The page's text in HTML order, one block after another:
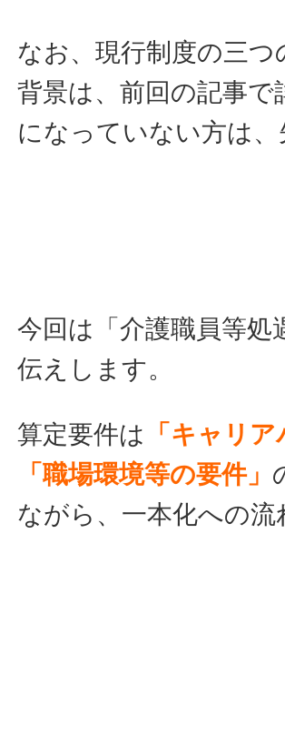
なお、現行制度の三
背景は、前回の記事
になっていない方は
今回は「介護職員等処
伝えします。
算定要件は
「キャリ
「職場環境等の要件」
ながら、一本化への